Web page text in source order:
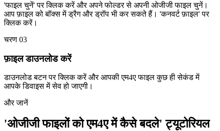
'फाइल चुनें' पर क्लिक करें और अपने फोल्डर से अपनी ओजीजी फाइल चुनें।
आप फ़ाइल को बॉक्स में ड्रैग और ड्रॉप भी कर सकते हैं। 'कनवर्ट फ़ाइल' पर
क्लिक करें।
चरण 03
फ़ाइल डाउनलोड करें
डाउनलोड बटन पर क्लिक करें और आपकी एम4ए फाइल कुछ ही सेकंड में
आपके डिवाइस में सेव हो जाएगी।
और जानें
'ओजीजी फाइलों को एम4ए में कैसे बदले' ट्यूटोरियल